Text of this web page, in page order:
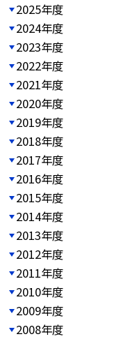
2025年度
2024年度
2023年度
2022年度
2021年度
2020年度
2019年度
2018年度
2017年度
2016年度
2015年度
2014年度
2013年度
2012年度
2011年度
2010年度
2009年度
2008年度